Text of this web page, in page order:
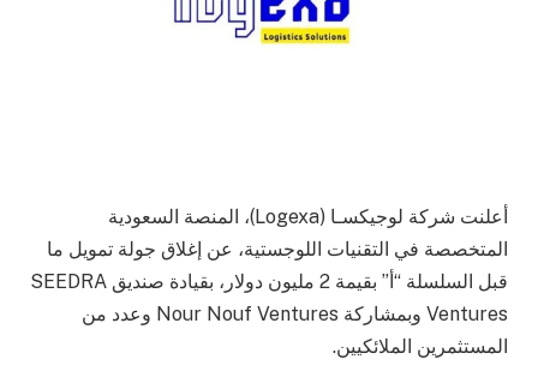
أعلنت شركة لوجيكسـا (Logexa)، المنصة السعودية
المتخصصة في التقنيات اللوجستية، عن إغلاق جولة تمويل ما
قبل السلسلة “أ” بقيمة 2 مليون دولار، بقيادة صنديق SEEDRA
Ventures وبمشاركة Nour Nouf Ventures وعدد من
المستثمرين الملائكيين.